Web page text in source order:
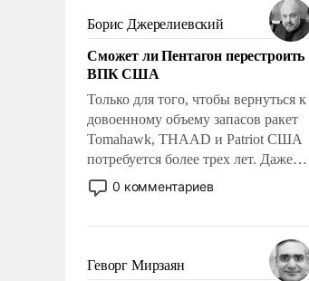
Борис Джерелиевский
Сможет ли Пентагон перестроить
ВПК США
Только для того, чтобы вернуться к
довоенному объему запасов ракет
Tomahawk, THAAD и Patriot США
потребуется более трех лет. Даже
небольшая война с Ираном
опустошила американские
уязвимости США, например, перед
0 комментариев
Геворг Мирзаян